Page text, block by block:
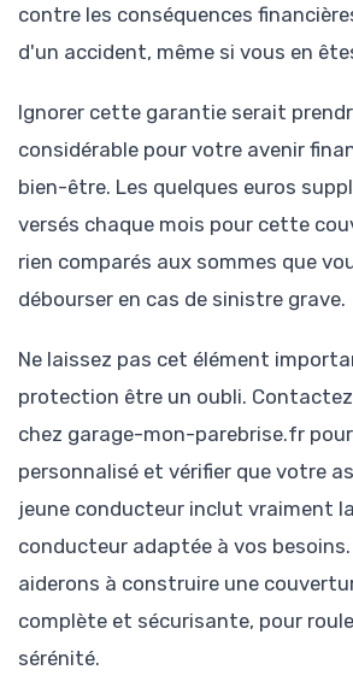
contre les conséquences
d'un accident, même si vous en
Ignorer cette garantie serait
considérable pour votre avenir
bien-être. Les quelques euros
versés chaque mois pour cette
rien comparés aux sommes que
débourser en cas de sinistre grave.
Ne laissez pas cet élément
protection être un oubli.
chez garage-mon-parebrise.fr
personnalisé et vérifier que votre
jeune conducteur inclut vraiment
conducteur adaptée à vos
aiderons à construire une
complète et sécurisante, pour
sérénité.